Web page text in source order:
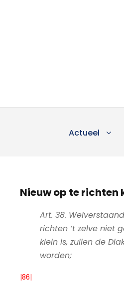
Actueel
Nieuw op te richten
Art. 38.
richten ’t zelve niet
klein is, zullen de
worden;
|86|